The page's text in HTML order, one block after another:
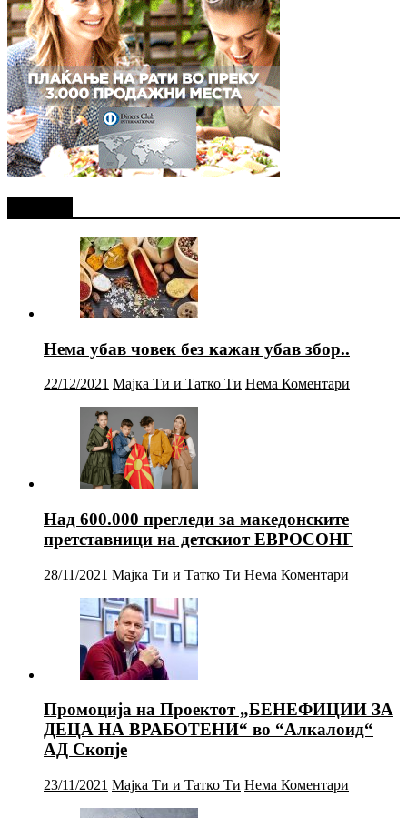
Нема убав човек без кажан убав збор..
22/12/2021 Мајка Ти и Татко Ти Нема Коментари
Над 600.000 прегледи за македонските
претставници на детскиот ЕВРОСОНГ
28/11/2021 Мајка Ти и Татко Ти Нема Коментари
Промоција на Проектот „БЕНЕФИЦИИ ЗА
ДЕЦА НА ВРАБОТЕНИ“ во “Алкалоид“
АД Скопје
23/11/2021 Мајка Ти и Татко Ти Нема Коментари